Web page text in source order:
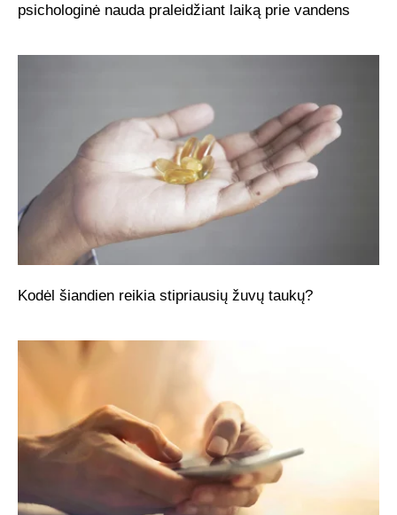
psichologinė nauda praleidžiant laiką prie vandens
Kodėl šiandien reikia stipriausių žuvų taukų?